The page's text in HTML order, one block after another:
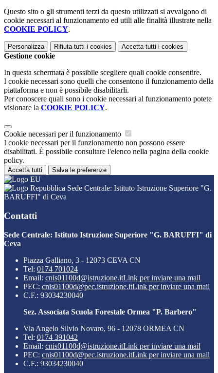
Questo sito o gli strumenti terzi da questo utilizzati si avvalgono di
cookie necessari al funzionamento ed utili alle finalità illustrate nella
COOKIE POLICY.
Personalizza Rifiuta tutti i cookies Accetta tutti i cookies
Gestione cookie
In questa schermata è possibile scegliere quali cookie consentire.
I cookie necessari sono quelli che consentono il funzionamento della
piattaforma e non è possibile disabilitarli.
Per conoscere quali sono i cookie necessari al funzionamento potete
visionare la COOKIE POLICY.
Cookie necessari per il funzionamento
I cookie necessari per il funzionamento non possono essere
disabilitati. È possibile consultare l'elenco nella pagina della cookie
policy.
Accetta tutti Salva le preferenze
Sede Centrale: Istituto Istruzione Superiore "G.
BARUFFI" di Ceva
Contatti
Sede Centrale: Istituto Istruzione Superiore "G. BARUFFI" di
Ceva
Piazza Galliano, 3 - 12073 CEVA CN
Tel: 0174 701024
Email: cnis01100d@istruzione.itLink per inviare una mail
PEC: cnis01100d@pec.istruzione.itLink per inviare una mail
C.F.: 93034230040
Sez. Associata Scuola Forestale Ormea "P. Barbero"
Via Angelo Silvio Novaro, 96 - 12078 ORMEA CN
Tel: 0174 391042
Email: cnis01100d@istruzione.itLink per inviare una mail
PEC: cnis01100d@pec.istruzione.itLink per inviare una mail
C.F.: 93034230040